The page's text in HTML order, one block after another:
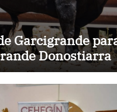
Garcigrande
Donostiarra